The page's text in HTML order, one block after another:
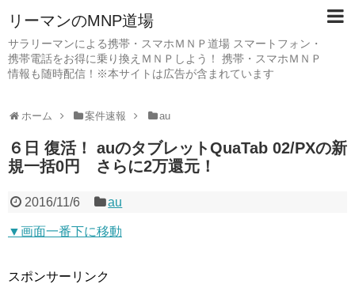
リーマンのMNP道場
サラリーマンによる携帯・スマホＭＮＰ道場 スマートフォン・
携帯電話をお得に乗り換えＭＮＰしよう！ 携帯・スマホＭＮＰ
情報も随時配信！※本サイトは広告が含まれています
ホーム 案件速報 au
６日 復活！ auのタブレットQuaTab 02/PXの新
規一括0円 さらに2万還元！
2016/11/6 au
▼画面一番下に移動
スポンサーリンク